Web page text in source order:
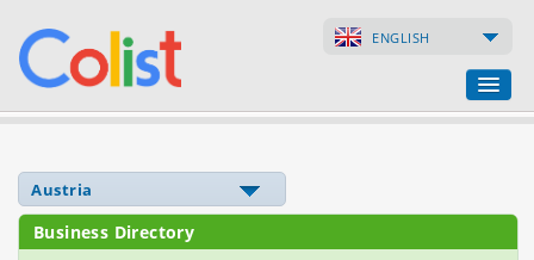
ENGLISH
Business Directory
Business Directory